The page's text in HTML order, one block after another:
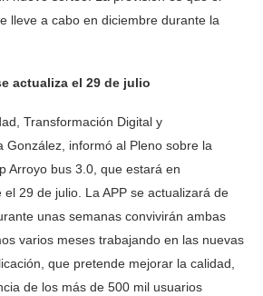
lleve a cabo en diciembre durante la
actualiza el 29 de julio
Transformación Digital y
González, informó al Pleno sobre la
Arroyo bus 3.0, que estará en
29 de julio. La APP se actualizará de
unas semanas convivirán ambas
varios meses trabajando en las nuevas
que pretende mejorar la calidad,
de los más de 500 mil usuarios